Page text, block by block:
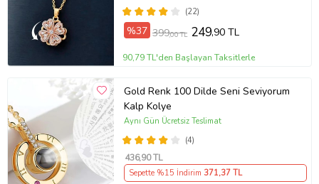
(22)
%37 399,00 TL 249,90 TL
90,79 TL'den Başlayan Taksitlerle
Gold Renk 100 Dilde Seni Seviyorum
Kalp Kolye
(4)
Aynı Gün Ücretsiz Teslimat
436,90 TL
Sepette %15 İndirim 371,37 TL